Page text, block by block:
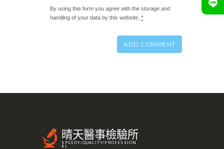
By using this form you agree with the storage and
handling of your data by this website.*
晴天醫事檢驗所
SPEEDY/QUALITY/PROFESSION
AL